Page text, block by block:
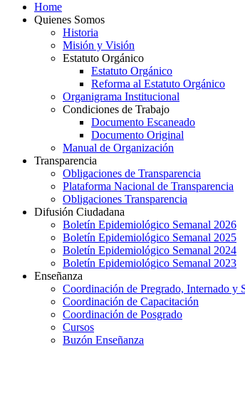
Home
Quienes Somos
Historia
Misión y Visión
Estatuto Orgánico
Estatuto Orgánico
Reforma al Estatuto Orgánico
Organigrama Institucional
Condiciones de Trabajo
Documento Escaneado
Documento Original
Manual de Organización
Transparencia
Obligaciones de Transparencia
Plataforma Nacional de Transparencia
Obligaciones Transparencia
Difusión Ciudadana
Boletín Epidemiológico Semanal 2026
Boletín Epidemiológico Semanal 2025
Boletín Epidemiológico Semanal 2024
Boletín Epidemiológico Semanal 2023
Enseñanza
Coordinación de Pregrado, Internado y
Coordinación de Capacitación
Coordinación de Posgrado
Cursos
Buzón Enseñanza